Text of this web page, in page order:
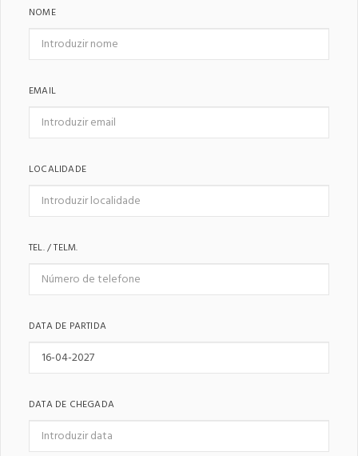
NOME
EMAIL
LOCALIDADE
TEL. / TELM.
DATA DE PARTIDA
DATA DE CHEGADA